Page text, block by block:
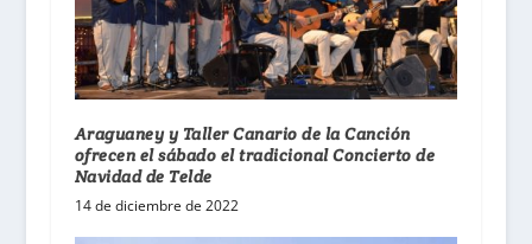
Araguaney y Taller Canario de la Canción
ofrecen el sábado el tradicional Concierto de
Navidad de Telde
14 de diciembre de 2022